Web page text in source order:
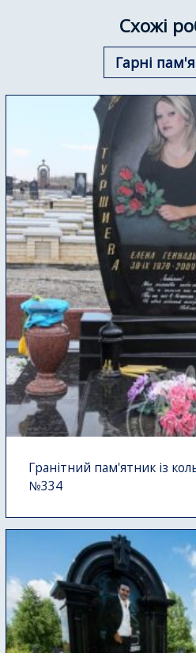
Схожі
Гарні
Гранітний пам'ятник із
№334